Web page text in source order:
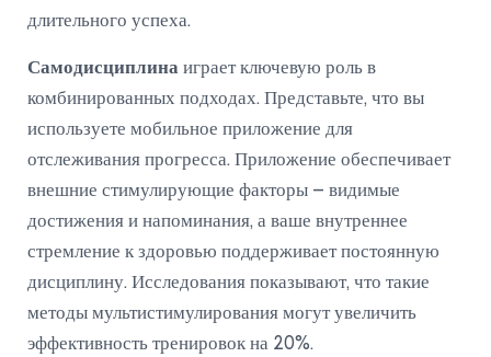
длительного успеха.
Самодисциплина играет ключевую роль в
комбинированных подходах. Представьте, что вы
используете мобильное приложение для
отслеживания прогресса. Приложение обеспечивает
внешние стимулирующие факторы – видимые
достижения и напоминания, а ваше внутреннее
стремление к здоровью поддерживает постоянную
дисциплину. Исследования показывают, что такие
методы мультистимулирования могут увеличить
эффективность тренировок на 20%.